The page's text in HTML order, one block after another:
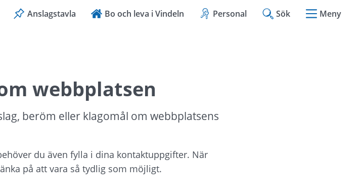
Anslagstavla Bo och leva i Vindeln Personal Sök Meny
webbplatsen
beröm eller klagomål om webbplatsens
du även fylla i dina kontaktuppgifter. När
på att vara så tydlig som möjligt.